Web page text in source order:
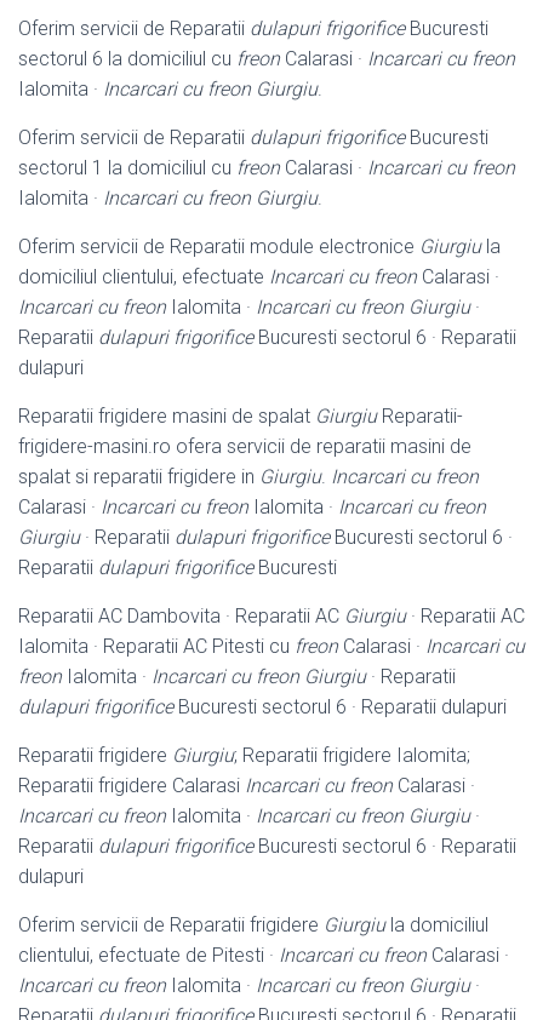
Oferim servicii de Reparatii dulapuri frigorificeBucuresti
sectorul 6 la domiciliul cu freonCalarasi · Incarcari cu freon
Ialomita · Incarcari cu freon Giurgiu.
Oferim servicii de Reparatii dulapuri frigorificeBucuresti
sectorul 1 la domiciliul cu freonCalarasi · Incarcari cu freon
Ialomita · Incarcari cu freon Giurgiu.
Oferim servicii de Reparatii module electronice Giurgiula
domiciliul clientului, efectuate Incarcari cu freonCalarasi ·
Incarcari cu freonIalomita · Incarcari cu freon Giurgiu·
Reparatii dulapuri frigorificeBucuresti sectorul 6 · Reparatii
dulapuri
Reparatii frigidere masini de spalat GiurgiuReparatii-
frigidere-masini.ro ofera servicii de reparatii masini de
spalat si reparatii frigidere in Giurgiu. Incarcari cu freon
Calarasi · Incarcari cu freonIalomita · Incarcari cu freon
Giurgiu· Reparatii dulapuri frigorificeBucuresti sectorul 6 ·
Reparatii dulapuri frigorificeBucuresti
Reparatii AC Dambovita · Reparatii AC Giurgiu· Reparatii AC
Ialomita · Reparatii AC Pitesti cu freonCalarasi · Incarcari cu
freonIalomita · Incarcari cu freon Giurgiu· Reparatii
dulapuri frigorificeBucuresti sectorul 6 · Reparatii dulapuri
Reparatii frigidere Giurgiu; Reparatii frigidere Ialomita;
Reparatii frigidere Calarasi Incarcari cu freonCalarasi ·
Incarcari cu freonIalomita · Incarcari cu freon Giurgiu·
Reparatii dulapuri frigorificeBucuresti sectorul 6 · Reparatii
dulapuri
Oferim servicii de Reparatii frigidere Giurgiula domiciliul
clientului, efectuate de Pitesti · Incarcari cu freonCalarasi ·
Incarcari cu freonIalomita · Incarcari cu freon Giurgiu·